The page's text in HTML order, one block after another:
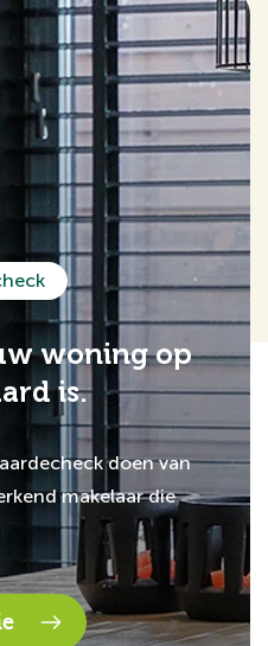
woning op
is.
doen van
makelaar die